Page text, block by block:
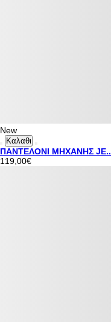
New
Καλαθι
ΠΑΝΤΕΛΟΝΙ ΜΗΧΑΝΗΣ JE..
119,00€